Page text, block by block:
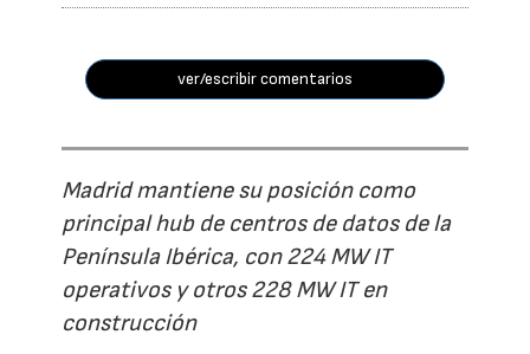
ver/escribir comentarios
Madrid mantiene su posición como
principal hub de centros de datos de la
Península Ibérica, con 224 MW IT
operativos y otros 228 MW IT en
construcción